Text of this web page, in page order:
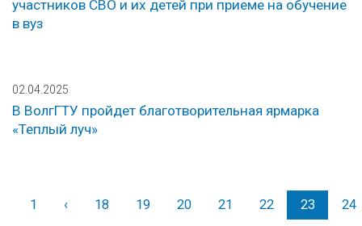
участников СВО и их детей при приеме на обучение
в вуз
02.04.2025
В ВолгГТУ пройдет благотворительная ярмарка
«Теплый луч»
1 ‹Назад
18 19 20 21 22 23 24